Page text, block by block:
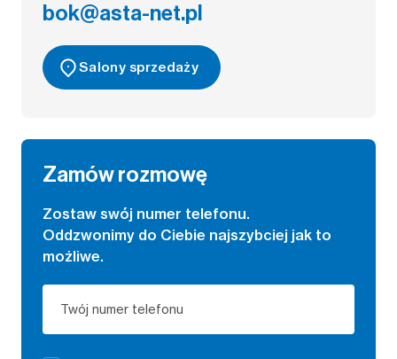
bok@asta-net.pl
Salony sprzedaży
Zamów rozmowę
Zostaw swój numer telefonu.
Oddzwonimy do Ciebie najszybciej jak to
możliwe.
Twój numer telefonu